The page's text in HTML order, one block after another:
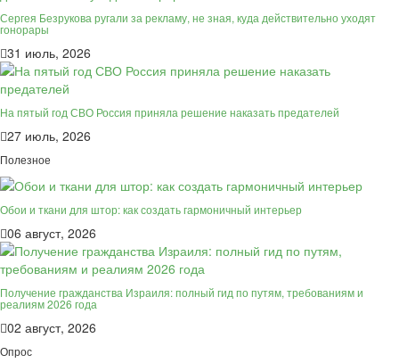
Сергея Безрукова ругали за рекламу, не зная, куда действительно уходят
гонорары
31 июль, 2026
На пятый год СВО Россия приняла решение наказать предателей
27 июль, 2026
Полезное
Обои и ткани для штор: как создать гармоничный интерьер
06 август, 2026
Получение гражданства Израиля: полный гид по путям, требованиям и
реалиям 2026 года
02 август, 2026
Опрос